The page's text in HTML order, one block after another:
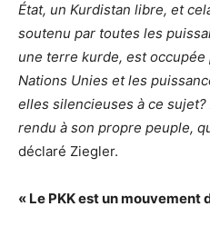
État, un Kurdistan libre, et
soutenu par toutes les
une terre kurde, est occupée
Nations Unies et les
elles silencieuses à ce
rendu à son propre peuple,
déclaré Ziegler.
« Le PKK est un mouvement